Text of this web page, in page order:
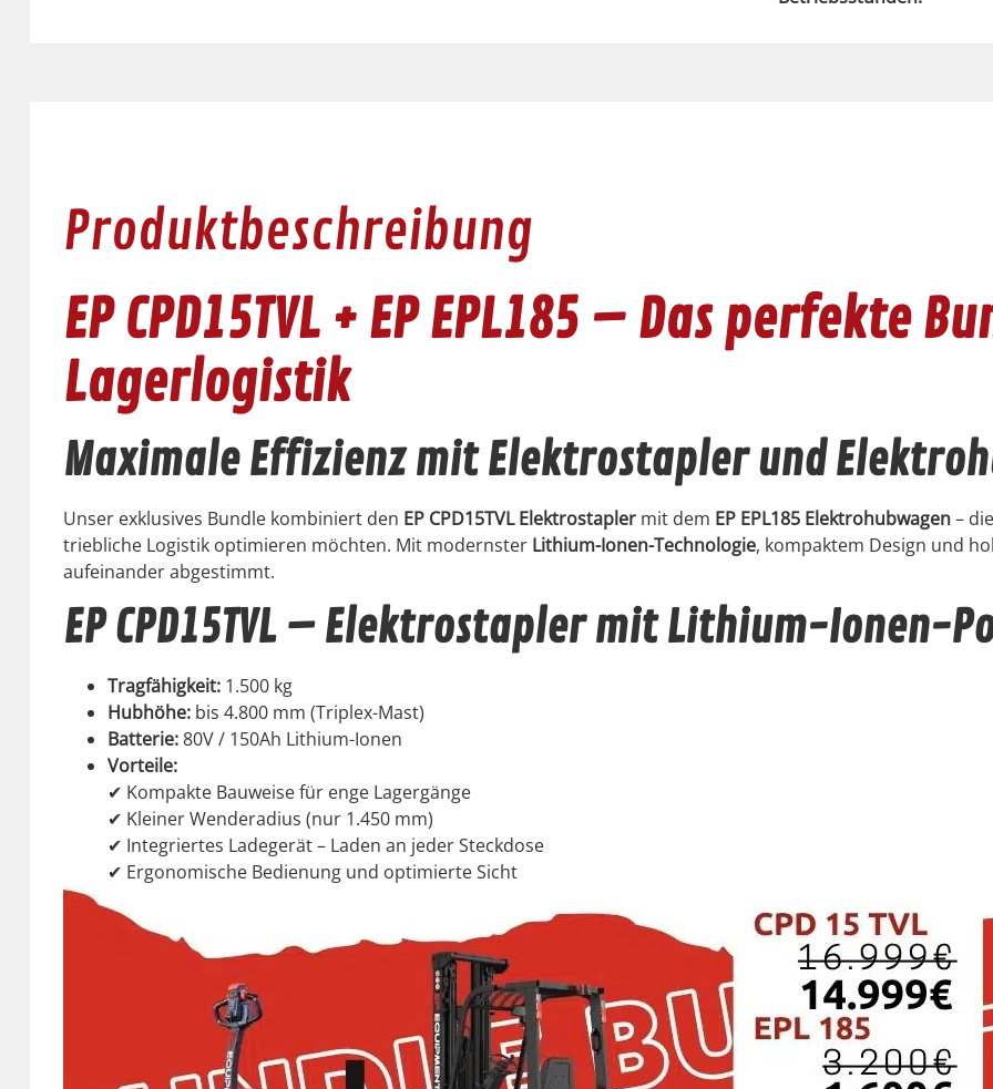
Produktbeschreibung
EP CPD15TVL + EP EPL185 – Das perfekte
Lagerlogistik
Maximale Effizienz mit Elektrostapler und
Unser exk­lu­sives Bun­dle kom­biniert den EP CPD15TVL Elek­trosta­plermit dem EP EPL185 Elek­tro­hub­wa­gen–
triebliche Logis­tik opti­mieren möcht­en. Mit mod­ern­ster Lithi­um-Ionen-Tech­nolo­gie, kom­pak­tem Design und
aufeinan­der abges­timmt.
EP CPD15TVL – Elektrostapler mit Lithium-Ionen-
Tragfähigkeit:1.500 kg
Hub­höhe:bis 4.800 mm (Triplex-Mast)
Bat­terie:80V / 150Ah Lithi­um-Ionen
Vorteile:
✔ Kom­pak­te Bauweise für enge Lagergänge
✔ Klein­er Wen­dera­dius (nur 1.450 mm)
✔ Inte­gri­ertes Ladegerät – Laden an jed­er Steck­dose
✔ Ergonomis­che Bedi­enung und opti­mierte Sicht